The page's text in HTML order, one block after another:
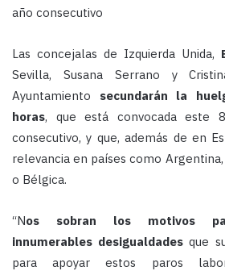
año consecutivo
Las concejalas de Izquierda Unida,
Sevilla, Susana Serrano y
Ayuntamiento secundarán la
horas, que está convocada este
consecutivo, y que, además de en
relevancia en países como
o Bélgica.
“Nos sobran los motivos
innumerables desigualdades que
para apoyar estos paros